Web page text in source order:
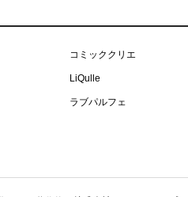
コミッククリエ
LiQulle
ラブパルフェ